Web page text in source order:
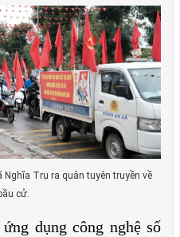
Trụ ra quân tuyên truyền về
cử.
dụng công nghệ số